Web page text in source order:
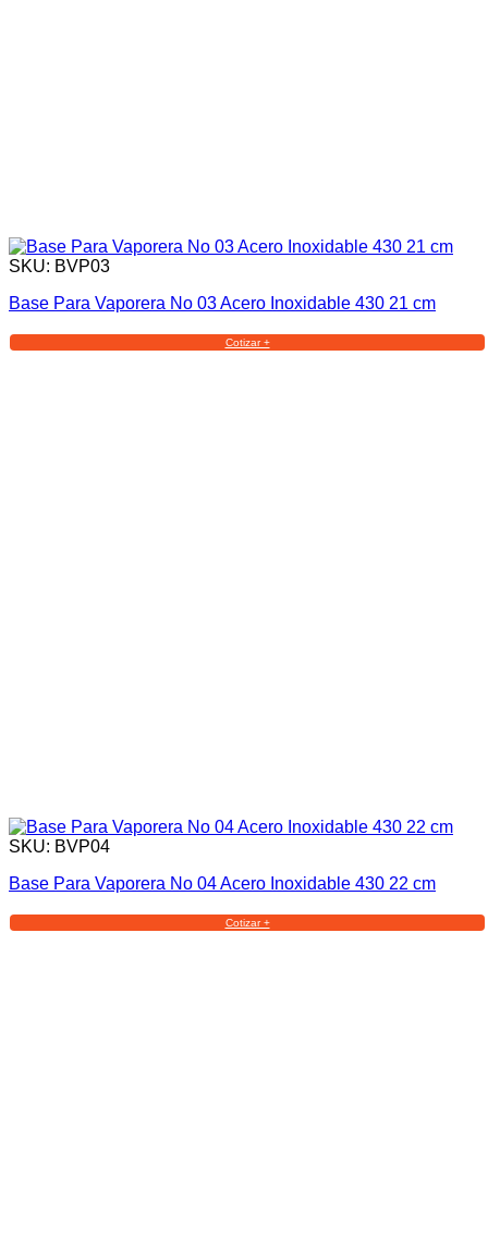
SKU: BVP03
Base Para Vaporera No 03 Acero Inoxidable 430 21 cm
Cotizar +
SKU: BVP04
Base Para Vaporera No 04 Acero Inoxidable 430 22 cm
Cotizar +